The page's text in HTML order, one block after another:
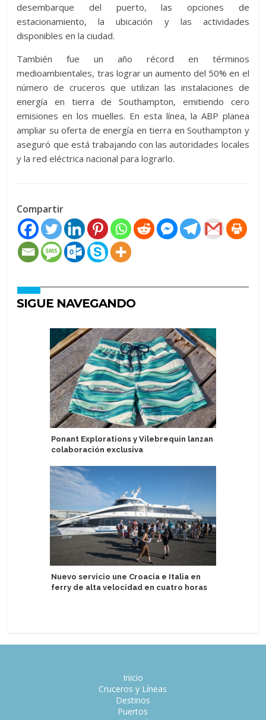
desembarque del puerto, las opciones de
estacionamiento, la ubicación y las actividades
disponibles en la ciudad.
También fue un año récord en términos
medioambientales, tras lograr un aumento del 50% en el
número de cruceros que utilizan las instalaciones de
energía en tierra de Southampton, emitiendo cero
emisiones en los muelles. En esta línea, la ABP planea
ampliar su oferta de energía en tierra en Southampton y
aseguró que está trabajando con las autoridades locales
y la red eléctrica nacional para lograrlo.
Compartir
SIGUE NAVEGANDO
Ponant Explorations y Vilebrequin lanzan
colaboración exclusiva
Nuevo servicio une Croacia e Italia en
ferry de alta velocidad en cuatro horas
Inicio
Cruceros y Líneas
Destinos
Puertos